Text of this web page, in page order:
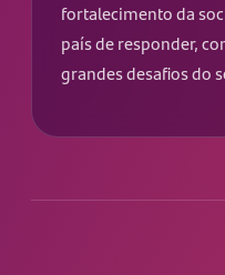
fortalecimento da
país de responder,
grandes desafios do